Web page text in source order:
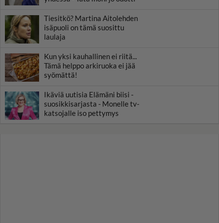
Tiesitkö? Martina Aitolehden
isäpuoli on tämä suosittu
laulaja
Kun yksi kauhallinen ei riitä...
Tämä helppo arkiruoka ei jää
syömättä!
Ikäviä uutisia Elämäni biisi -
suosikkisarjasta - Monelle tv-
katsojalle iso pettymys